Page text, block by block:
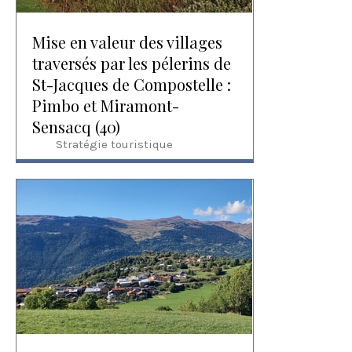
Mise en valeur des villages
traversés par les pélerins de
St-Jacques de Compostelle :
Pimbo et Miramont-
Sensacq (40)
Stratégie touristique